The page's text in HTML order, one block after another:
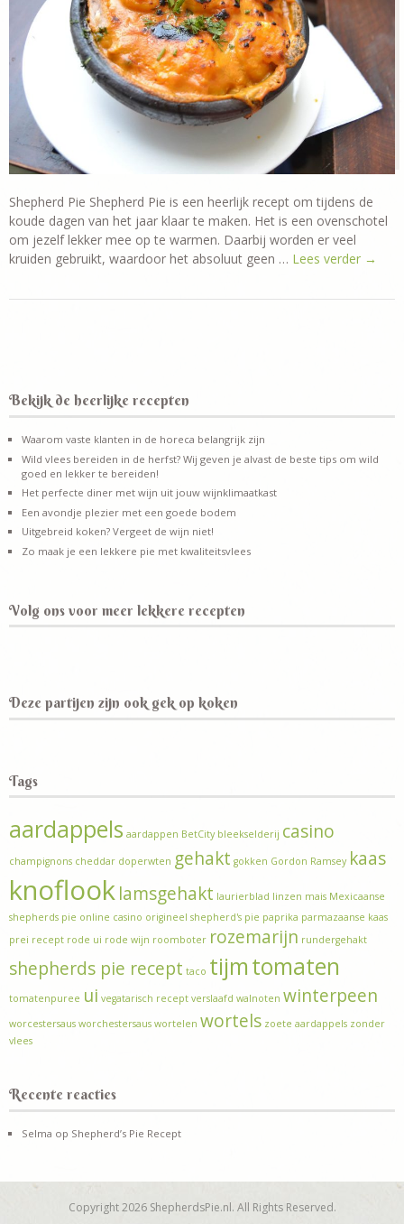
Shepherd Pie Shepherd Pie is een heerlijk recept om tijdens de
koude dagen van het jaar klaar te maken. Het is een ovenschotel
om jezelf lekker mee op te warmen. Daarbij worden er veel
kruiden gebruikt, waardoor het absoluut geen … Lees verder →
Bekijk de heerlijke recepten
Waarom vaste klanten in de horeca belangrijk zijn
Wild vlees bereiden in de herfst? Wij geven je alvast de beste tips om wild
goed en lekker te bereiden!
Het perfecte diner met wijn uit jouw wijnklimaatkast
Een avondje plezier met een goede bodem
Uitgebreid koken? Vergeet de wijn niet!
Zo maak je een lekkere pie met kwaliteitsvlees
Volg ons voor meer lekkere recepten
Deze partijen zijn ook gek op koken
Tags
aardappels aardappen BetCity bleekselderij casino
champignons cheddar doperwten gehakt gokken Gordon Ramsey kaas
knoflooklamsgehakt laurierblad linzen mais Mexicaanse
shepherds pie online casino origineel shepherd's pie paprika parmazaanse kaas
prei recept rode ui rode wijn roomboter rozemarijn rundergehakt
shepherds pie recept taco tijmtomaten
tomatenpuree ui vegatarisch recept verslaafd walnoten winterpeen
worcestersaus worchestersaus wortelen wortels zoete aardappels zonder
vlees
Recente reacties
Selma op Shepherd’s Pie Recept
Copyright 2026 ShepherdsPie.nl. All Rights Reserved.